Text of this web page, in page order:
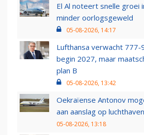
El Al noteert snelle groei
minder oorlogsgeweld
05-08-2026, 14:17
Lufthansa verwacht 777-
begin 2027, maar
plan B
05-08-2026, 13:42
Oekraïense Antonov
aan aanslag op
05-08-2026, 13:18